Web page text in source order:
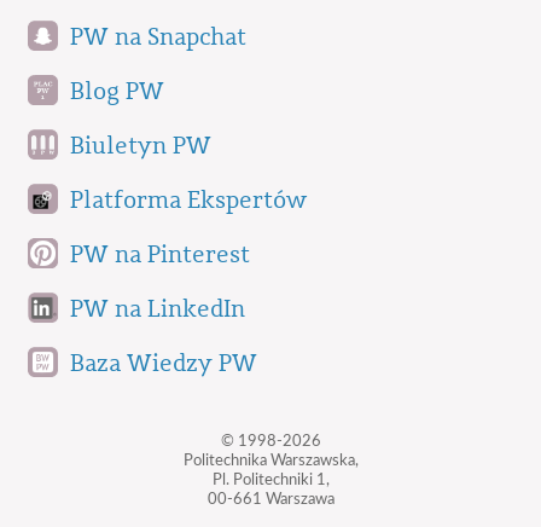
PW na Snapchat
Blog PW
Biuletyn PW
Platforma Ekspertów
PW na Pinterest
PW na LinkedIn
Baza Wiedzy PW
© 1998-2026
Politechnika Warszawska,
Pl. Politechniki 1,
00-661 Warszawa